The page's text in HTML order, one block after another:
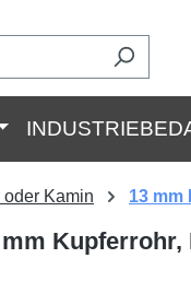
oder Kamin 13 mm